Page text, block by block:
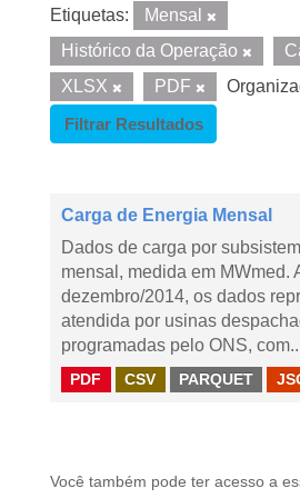
Etiquetas:
Mensal
Histórico da Operação
XLSX
PDF
Filtrar Resultados
Carga de Energia Mensal
Dados de carga por
mensal, medida em MWmed.
dezembro/2014, os dados
atendida por usinas
programadas pelo ONS,
PDF CSV PARQUET
Você também pode ter acesso a